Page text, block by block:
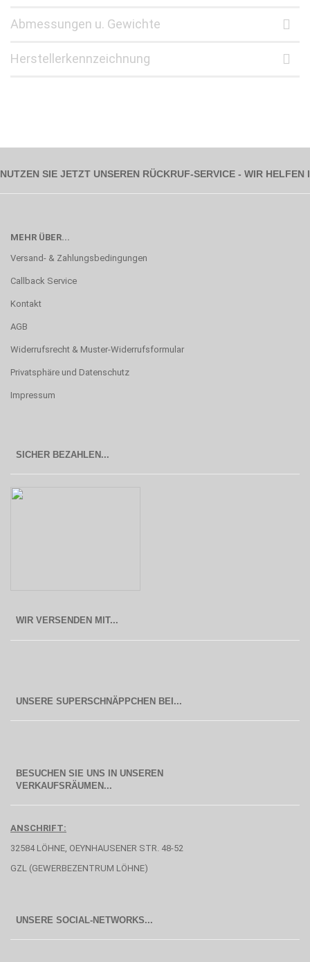
Abmessungen u. Gewichte
Herstellerkennzeichnung
NUTZEN SIE JETZT UNSEREN RÜCKRUF-SERVICE - WIR
MEHR ÜBER...
Versand- & Zahlungsbedingungen
Callback Service
Kontakt
AGB
Widerrufsrecht & Muster-Widerrufsformular
Privatsphäre und Datenschutz
Impressum
SICHER BEZAHLEN...
WIR VERSENDEN MIT...
BESUCHEN SIE UNS IN UNSEREN
VERKAUFSRÄUMEN...
ANSCHRIFT:
32584 LÖHNE, OEYNHAUSENER STR. 48-52
GZL (GEWERBEZENTRUM LÖHNE)
UNSERE SOCIAL-NETWORKS...